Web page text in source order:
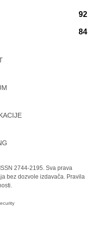
92
84
2744-2195. Sva prava
bez dozvole izdavača. Pravila